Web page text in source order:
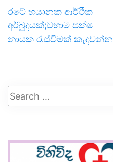
රටේ භයානක ආර්ථික
අර්බුදයක්;වහාම පක්ෂ
නායක රැස්වීමක් කැඳවන්න